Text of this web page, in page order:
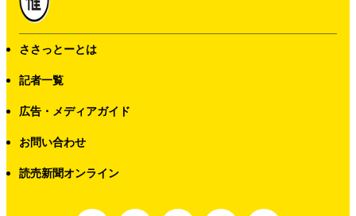
ささっとーとは
記者一覧
広告・メディアガイド
お問い合わせ
読売新聞オンライン